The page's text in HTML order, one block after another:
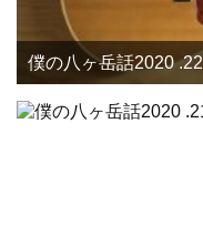
僕の八ヶ岳話2020 .22